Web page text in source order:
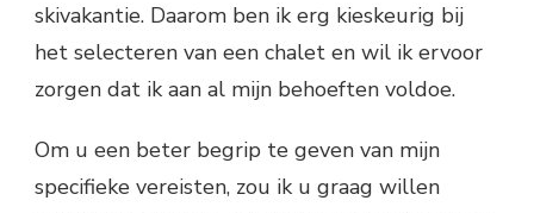
skivakantie. Daarom ben ik erg kieskeurig bij
het selecteren van een chalet en wil ik ervoor
zorgen dat ik aan al mijn behoeften voldoe.
Om u een beter begrip te geven van mijn
specifieke vereisten, zou ik u graag willen